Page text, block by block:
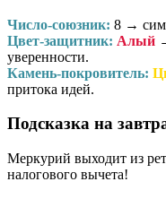
Число-союзник: 8 →
Цвет-защитник: Алый
уверенности.
Камень-покровитель:
притока идей.
Подсказка на
Меркурий выходит из
налогового вычета!